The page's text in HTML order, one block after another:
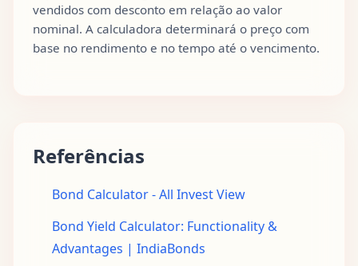
vendidos com desconto em relação ao valor
nominal. A calculadora determinará o preço com
base no rendimento e no tempo até o vencimento.
Referências
Bond Calculator - All Invest View
Bond Yield Calculator: Functionality &
Advantages | IndiaBonds